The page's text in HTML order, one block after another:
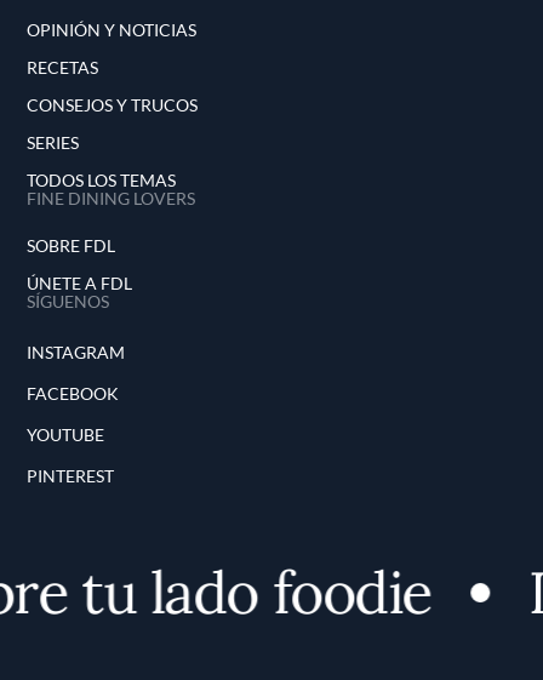
OPINIÓN Y NOTICIAS
RECETAS
CONSEJOS Y TRUCOS
SERIES
TODOS LOS TEMAS
FINE DINING LOVERS
SOBRE FDL
ÚNETE A FDL
SÍGUENOS
INSTAGRAM
FACEBOOK
YOUTUBE
PINTEREST
tu lado foodie